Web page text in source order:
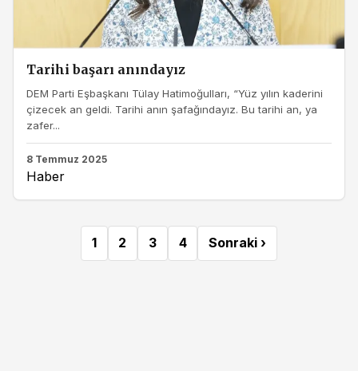
Tarihi başarı anındayız
DEM Parti Eşbaşkanı Tülay Hatimoğulları, “Yüz yılın kaderini
çizecek an geldi. Tarihi anın şafağındayız. Bu tarihi an, ya
zafer...
8 Temmuz 2025
Haber
1 2 3 4 Sonraki ›